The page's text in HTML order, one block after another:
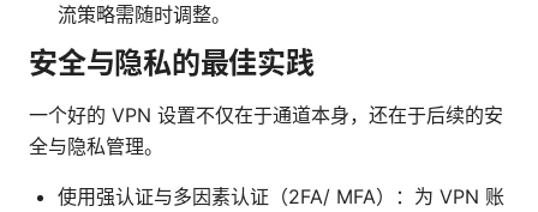
流策略需随时调整。
安全与隐私的最佳实践
一个好的 VPN 设置不仅在于通道本身，还在于后续的安
全与隐私管理。
使用强认证与多因素认证（2FA/ MFA）：为 VPN 账